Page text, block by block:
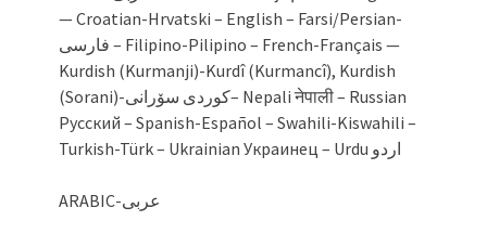
— Croatian-Hrvatski – English – Farsi/Persian-
فارسی – Filipino-Pilipino – French-Français —
Kurdish (Kurmanji)-Kurdî (Kurmancî), Kurdish
(Sorani)-کوردی سۆرانی– Nepali नेपाली – Russian
Русский – Spanish-Español – Swahili-Kiswahili –
Turkish-Türk – Ukrainian Украинец – Urdu اردو
ARABIC-عربى